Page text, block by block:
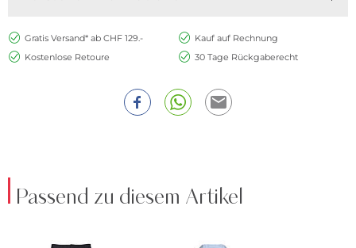
Gratis Versand* ab CHF 129.-
Kauf auf Rechnung
Kostenlose Retoure
30 Tage Rückgaberecht
Passend zu diesem Artikel